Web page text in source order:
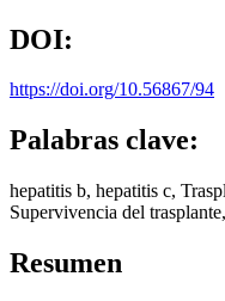
DOI:
https://doi.org/10.56867/94
Palabras clave:
hepatitis b, hepatitis c,
Supervivencia del
Resumen